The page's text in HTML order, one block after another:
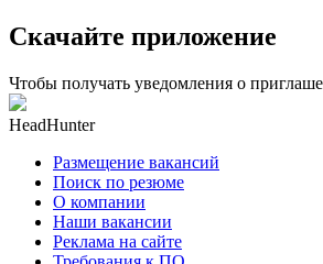
Скачайте приложение
Чтобы получать уведомления о
HeadHunter
Размещение вакансий
Поиск по резюме
О компании
Наши вакансии
Реклама на сайте